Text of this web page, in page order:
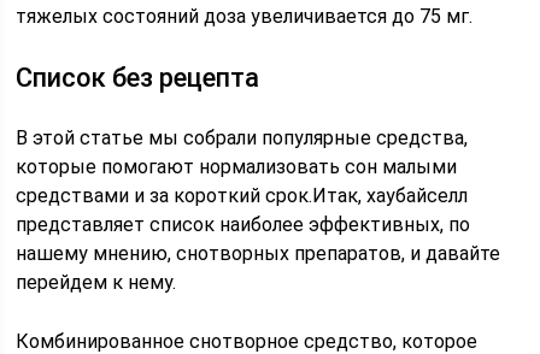
тяжелых состояний доза увеличивается до 75 мг.
Список без рецепта
В этой статье мы собрали популярные средства,
которые помогают нормализовать сон малыми
средствами и за короткий срок.Итак, хаубайселл
представляет список наиболее эффективных, по
нашему мнению, снотворных препаратов, и давайте
перейдем к нему.
Комбинированное снотворное средство, которое